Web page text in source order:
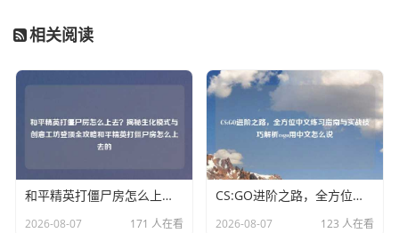
相关阅读
和平精英打僵尸房怎么上去？揭秘生化模式与创意工坊登顶全攻略和平精英打僵尸房怎么上去的
2026-08-07 171 人在看
CS:GO进阶之路，全方位中文练习指南与实战技巧解析csgo用中文怎么说
2026-08-07 123 人在看